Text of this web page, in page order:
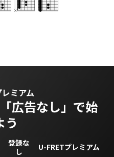
ミアム
「広告なし」で始
う
登録な
し
U-FRETプレミアム